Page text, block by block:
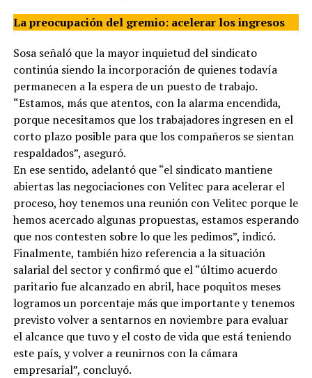
La preocupación del gremio: acelerar los ingresos
Sosa señaló que la mayor inquietud del sindicato
continúa siendo la incorporación de quienes todavía
permanecen a la espera de un puesto de trabajo.
“Estamos, más que atentos, con la alarma encendida,
porque necesitamos que los trabajadores ingresen en el
corto plazo posible para que los compañeros se sientan
respaldados”, aseguró.
En ese sentido, adelantó que “el sindicato mantiene
abiertas las negociaciones con Velitec para acelerar el
proceso, hoy tenemos una reunión con Velitec porque le
hemos acercado algunas propuestas, estamos esperando
que nos contesten sobre lo que les pedimos”, indicó.
Finalmente, también hizo referencia a la situación
salarial del sector y confirmó que el “último acuerdo
paritario fue alcanzado en abril, hace poquitos meses
logramos un porcentaje más que importante y tenemos
previsto volver a sentarnos en noviembre para evaluar
el alcance que tuvo y el costo de vida que está teniendo
este país, y volver a reunirnos con la cámara
empresarial”, concluyó.